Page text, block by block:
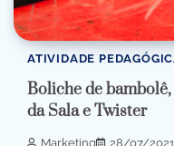
ATIVIDADE
Boliche de
da Sala e Twister
Marketing 28/07/2021